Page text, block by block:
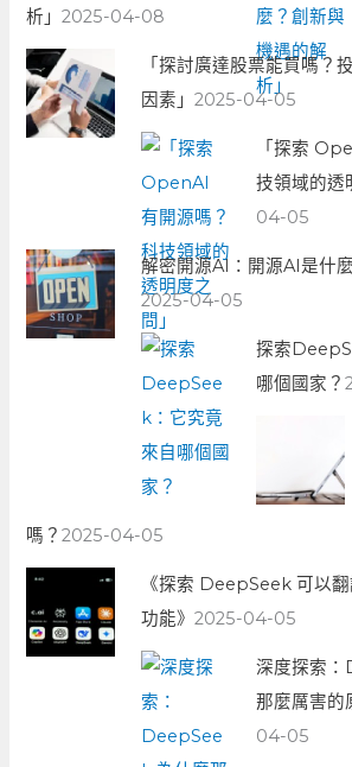
析」2025-04-08
「探討廣達股票能買嗎？
因素」2025-04-05
「探索
技領域的透
04-05
解密開源AI：開源AI是什
2025-04-05
探索
哪個國家？
嗎？2025-04-05
《探索 DeepSeek 可以
功能》2025-04-05
深度探索
那麼厲害的
04-05